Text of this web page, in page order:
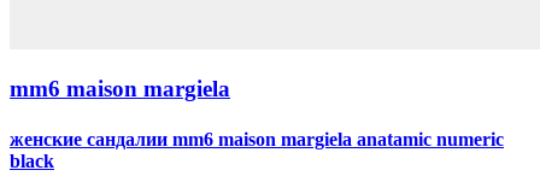
mm6 maison margiela
женские сандалии mm6 maison margiela anatamic numeric
black